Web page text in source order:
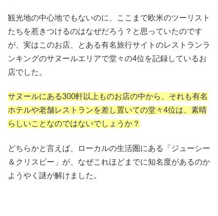
観光地の中心地でもないのに、ここまで欧米のツーリスト
たちを惹きつけるのはなぜだろう？と思っていたのです
が、実はこのお店、とある有名旅行サイトのレストランラ
ンキングのサヌールエリアで堂々の4位を記録しているお
店でした。
サヌールにある300軒以上ものお店の中から、それも有名
ホテルや老舗レストランを差し置いての堂々4位は、素晴
らしいことなのではないでしょうか？
どちらかと言えば、ローカルの生活圏にある「ジューシー
＆クリスピー」が、なぜこれほどまでに知名度があるのか
ようやく謎が解けました。